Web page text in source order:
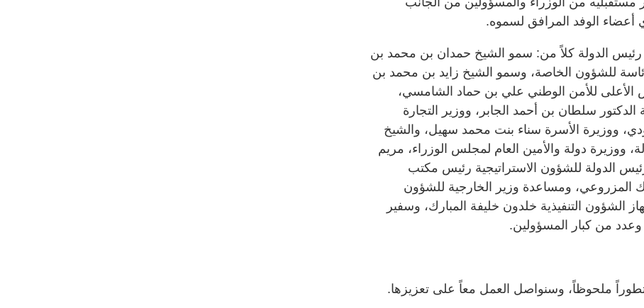
أعضاء الوفد المرافق لسموه.
الدولة كلاً من: سمو الشيخ حمدان بن محمد بن
للشؤون الخاصة، وسمو الشيخ زايد بن محمد بن
الأعلى للأمن الوطني علي بن حماد الشامسي،
الدكتور سلطان بن أحمد الجابر، ووزير التجارة
ووزيرة الأسرة سناء بنت محمد سهيل، والشيخ
ووزيرة دولة والأمين العام لمجلس الوزراء، مريم
الدولة للشؤون الاستراتيجية رئيس مكتب
المزروعي، ومساعدة وزير الخارجية للشؤون
الشؤون التنفيذية خلدون خليفة المبارك، وسفير
من كبار المسؤولين.
تطوراً ملحوظاً، وسنواصل العمل معاً على تعزيزها.